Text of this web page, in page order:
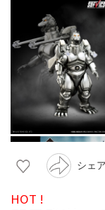
シェア
HOT !